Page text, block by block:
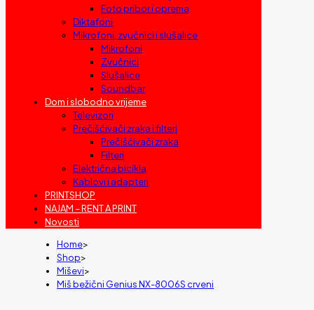
Foto pribor i oprema
Diktafoni
Mikrofoni, zvučnici i slušalice
Mikrofoni
Zvučnici
Slušalice
Soundbar
Dom i slobodno vrijeme
Televizori
Prečišćivači zraka i filteri
Prečišćivači zraka
Filteri
Električna bicikla
Kablovi i adapteri
PRINTSHOP
NAJAM – RENT A PRINT
Novosti
Home>
Shop>
Miševi>
Miš bežični Genius NX-8006S crveni